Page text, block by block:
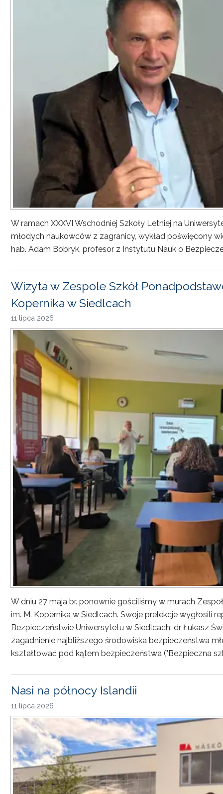
W ramach XXXVI Wschodniej Szkoły Letniej na
młodych naukowców z zagranicy, wykład poświęcony
hab. Adam Bobryk, profesor z Instytutu Nauk o
Wizyta w Zespole Szkół
Kopernika w Siedlcach
11 lipca 2026
W dniu 27 maja br. ponownie gościliśmy w murach
im. M. Kopernika w Siedlcach. Swoje prelekcje wygłosili
Bezpieczeństwie Uniwersytetu w Siedlcach: dr Łukasz
zagadnienie najbliższego środowiska bezpieczeństwa
kształtować pod kątem bezpieczeństwa ("Bezpieczna
Nasi na północy Islandii
11 lipca 2026